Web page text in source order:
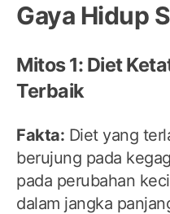
Gaya Hidup
Mitos 1: Diet
Terbaik
Fakta: Diet yang
berujung pada
pada perubahan
dalam jangka